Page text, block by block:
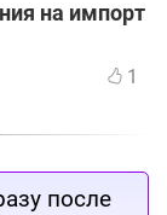
на импорт
1
после